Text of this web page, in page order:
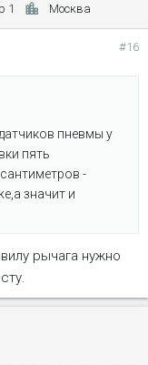
1 Москва
#16
пневмы у
пять
-
значит и
рычага нужно